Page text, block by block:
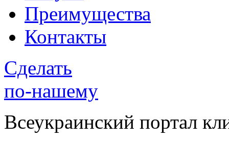
Преимущества
Контакты
Сделать
по-нашему
Всеукраинский портал